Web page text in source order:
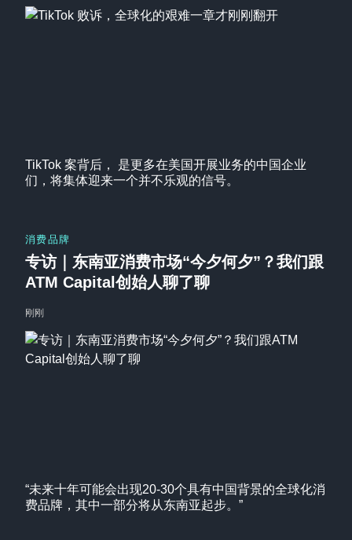
TikTok 案背后， 是更多在美国开展业务的中国企业
们，将集体迎来一个并不乐观的信号。
“未来十年可能会出现20-30个具有中国背景的全球化消
费品牌，其中一部分将从东南亚起步。”
消费品牌
专访｜东南亚消费市场“今夕何夕”？我们跟
ATM Capital创始人聊了聊
刚刚